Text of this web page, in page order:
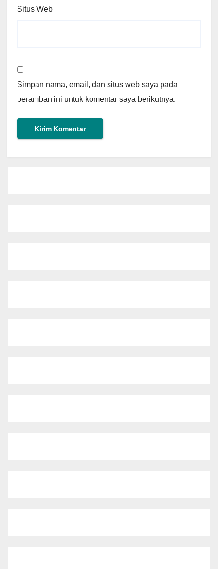
Situs Web
Simpan nama, email, dan situs web saya pada
peramban ini untuk komentar saya berikutnya.